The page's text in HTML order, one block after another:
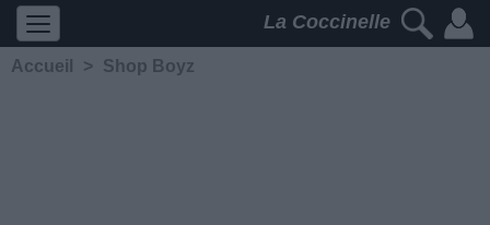
La Coccinelle
Accueil > Shop Boyz